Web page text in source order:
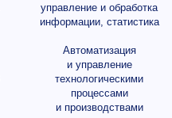
управление и обработка
информации, статистика
Автоматизация
и управление
технологическими
процессами
и производствами